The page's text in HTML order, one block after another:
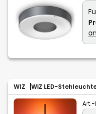
WIZ WiZ LED-
Art.-